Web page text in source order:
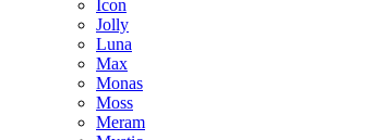
İcon
Jolly
Luna
Max
Monas
Moss
Meram